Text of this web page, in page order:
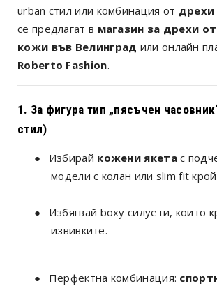
urban стил или комбинация от дрехи
се предлагат в магазин за дрехи
кожи във Велинград или онлайн
Roberto Fashion.
1. За фигура тип „пясъчен
стил)
● Избирай кожени якетас
модели с колан или slim fit
●
Избягвай boxy силуети, които
извивките.
● Перфектна комбинация: